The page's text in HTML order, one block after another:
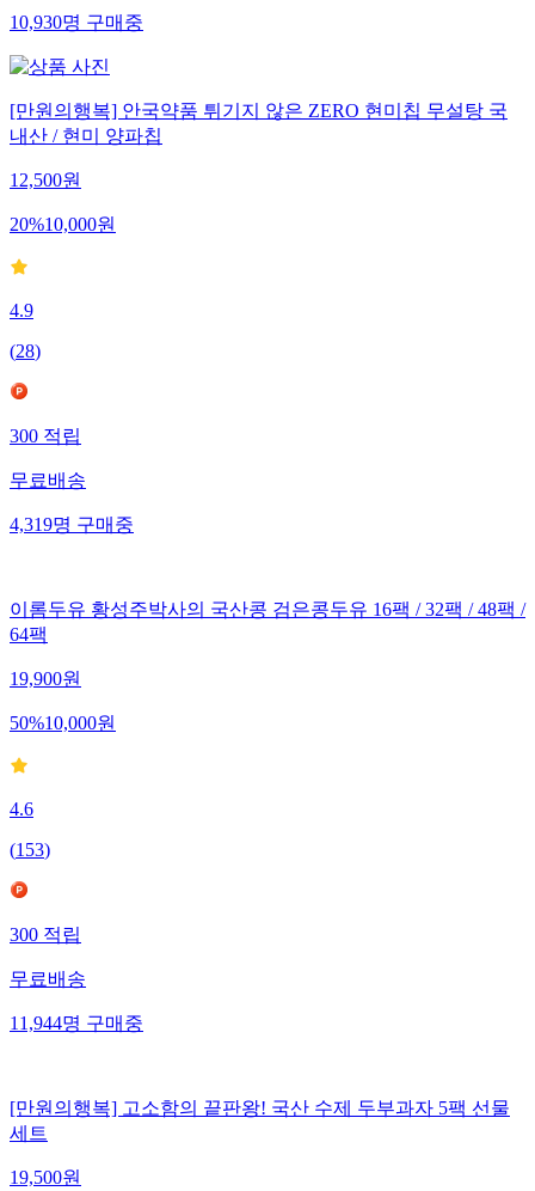
10,930명 구매중
[만원의행복] 안국약품 튀기지 않은 ZERO 현미칩 무설탕 국
내산 / 현미 양파칩
12,500원
20%10,000원
4.9
(28)
300 적립
무료배송
4,319명 구매중
이롬두유 황성주박사의 국산콩 검은콩두유 16팩 / 32팩 / 48팩 /
64팩
19,900원
50%10,000원
4.6
(153)
300 적립
무료배송
11,944명 구매중
[만원의행복] 고소함의 끝판왕! 국산 수제 두부과자 5팩 선물
세트
19,500원